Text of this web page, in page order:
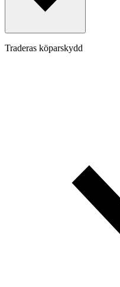
Traderas köparskydd